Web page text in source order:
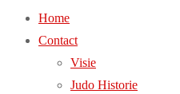
Home
Contact
Visie
Judo Historie